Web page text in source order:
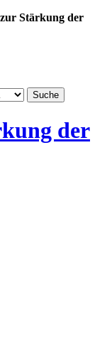
zur Stärkung der
der